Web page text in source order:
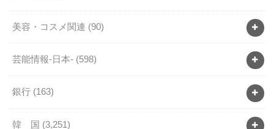
美容・コスメ関連 (90)
芸能情報-日本- (598)
銀行 (163)
韓 国 (3,251)